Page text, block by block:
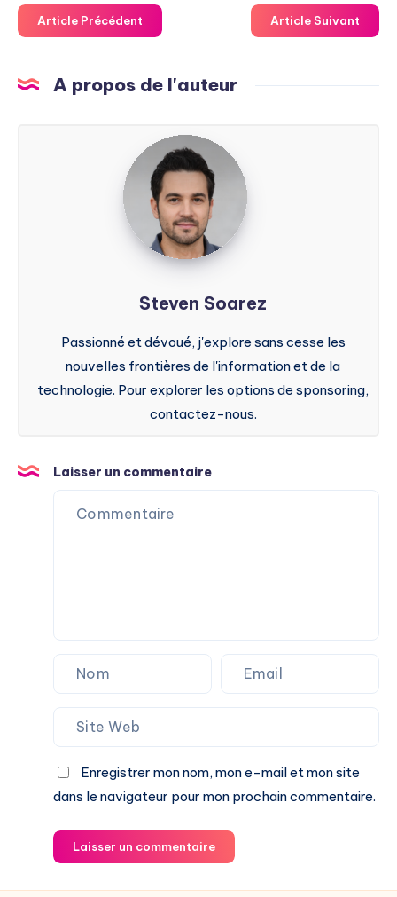
Article Précédent Article Suivant
A propos de l'auteur
Steven
Soarez
Steven Soarez
Passionné et dévoué, j'explore sans cesse les
nouvelles frontières de l'information et de la
technologie. Pour explorer les options de sponsoring,
contactez-nous.
Laisser un commentaire
Enregistrer mon nom, mon e-mail et mon site
dans le navigateur pour mon prochain commentaire.
Laisser un commentaire